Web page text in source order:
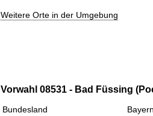
Weitere Orte in der Umgebung
Vorwahl 08531 - Bad Füssing
Bundesland